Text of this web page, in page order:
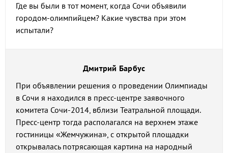
Где вы были в тот момент, когда Сочи объявили
городом-олимпийцем? Какие чувства при этом
испытали?
Дмитрий Барбус
При объявлении решения о проведении Олимпиады
в Сочи я находился в пресс-центре заявочного
комитета Сочи-2014, вблизи Театральной площади.
Пресс-центр тогда располагался на верхнем этаже
гостиницы «Жемчужина», с открытой площадки
открывалась потрясающая картина на народный